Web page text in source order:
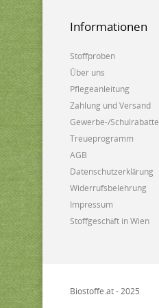
Informationen
Stoffproben
Über uns
Pflegeanleitung
Zahlung und Versand
Gewerbe-/Schulrabatte
Treueprogramm
AGB
Datenschutzerklärung
Widerrufsbelehrung
Impressum
Stoffgeschäft in Wien
Biostoffe.at - 2025